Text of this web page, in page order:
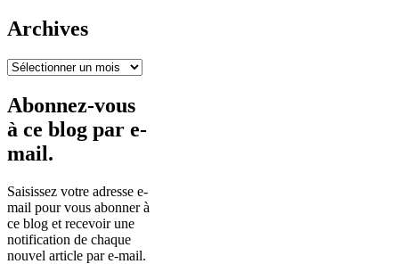
Archives
Archives
Abonnez-vous
à ce blog par e-
mail.
Saisissez votre adresse e-
mail pour vous abonner à
ce blog et recevoir une
notification de chaque
nouvel article par e-mail.